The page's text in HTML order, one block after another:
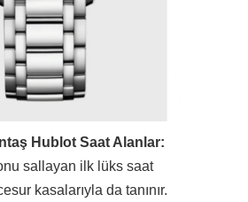
Hublot Saat Alanlar:
sallayan ilk lüks saat
kasalarıyla da tanınır.